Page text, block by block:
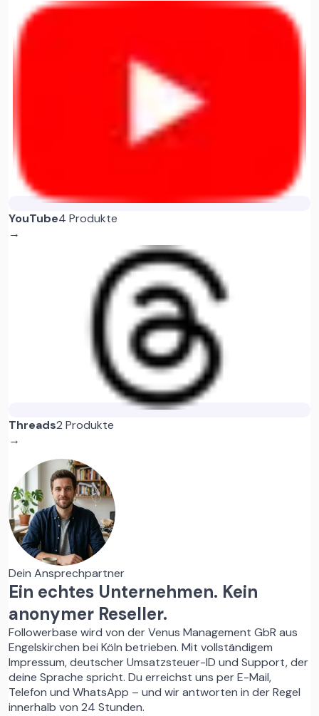
YouTube4 Produkte
→
Threads2 Produkte
→
Dein Ansprechpartner
Ein echtes Unternehmen. Kein
anonymer Reseller.
Followerbase wird von der Venus Management GbR aus
Engelskirchen bei Köln betrieben. Mit vollständigem
Impressum, deutscher Umsatzsteuer-ID und Support, der
deine Sprache spricht. Du erreichst uns per E-Mail,
Telefon und WhatsApp – und wir antworten in der Regel
innerhalb von 24 Stunden.